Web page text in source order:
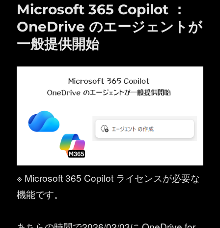
Microsoft 365 Copilot ：
OneDrive のエージェントが
一般提供開始
※ Microsoft 365 Copilot ライセンスが必要な
機能です。